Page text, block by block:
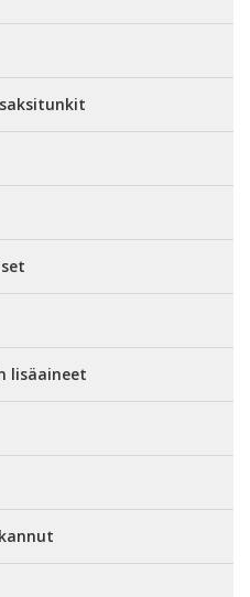
lisäaineet